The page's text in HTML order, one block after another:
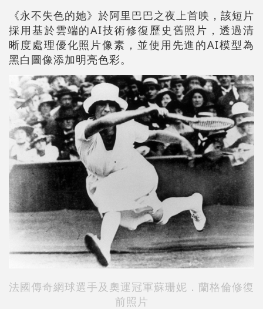
《永不失色的她》於阿里巴巴之夜上首映，該短片
採用基於雲端的AI技術修復歷史舊照片，透過清
晰度處理優化照片像素，並使用先進的AI模型為
黑白圖像添加明亮色彩。
法國傳奇網球選手及奧運冠軍蘇珊妮．蘭格倫修復
前照片